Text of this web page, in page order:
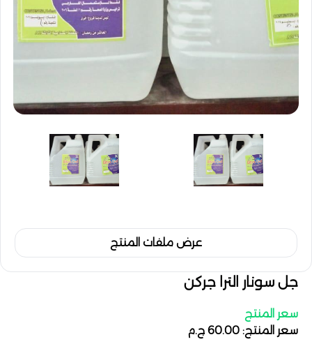
عرض ملفات المنتج
جل سونار الترا جركن
سعر المنتج
سعر المنتج: 60.00 ج.م